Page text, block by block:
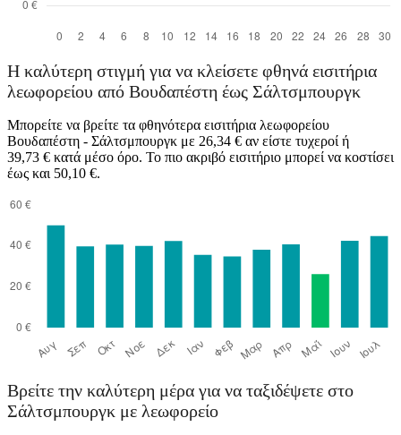
Η καλύτερη στιγμή για να κλείσετε φθηνά εισιτήρια
λεωφορείου από Βουδαπέστη έως Σάλτσμπουργκ
Μπορείτε να βρείτε τα φθηνότερα εισιτήρια λεωφορείου
Βουδαπέστη - Σάλτσμπουργκ με 26,34 € αν είστε τυχεροί ή
39,73 € κατά μέσο όρο. Το πιο ακριβό εισιτήριο μπορεί να κοστίσει
έως και 50,10 €.
Βρείτε την καλύτερη μέρα για να ταξιδέψετε στο
Σάλτσμπουργκ με λεωφορείο